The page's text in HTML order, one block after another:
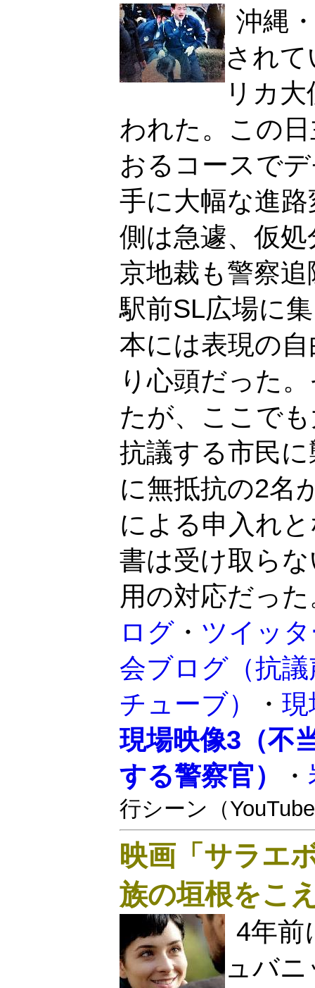
沖縄
され
リカ
われた。この
おるコースで
手に大幅な進
側は急遽、仮
京地裁も警察
駅前SL広場に
本には表現の
り心頭だった
たが、ここで
抗議する市民
に無抵抗の2名
による申入れ
書は受け取ら
用の対応だっ
ログ ・ ツイッ
会ブログ（抗
チューブ）
・ 現
現場映像3（不
する警察官）
・
行シーン（
映画「サラエ
族の垣根をこ
4年前
ュバ